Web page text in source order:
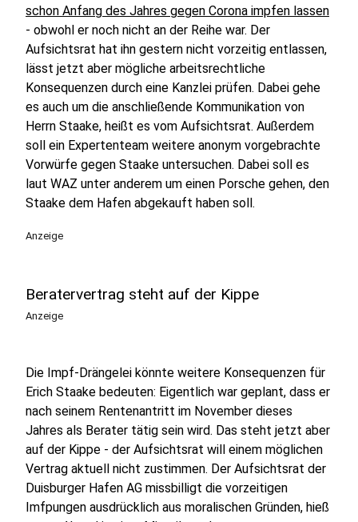
schon Anfang des Jahres gegen Corona impfen lassen
- obwohl er noch nicht an der Reihe war. Der
Aufsichtsrat hat ihn gestern nicht vorzeitig entlassen,
lässt jetzt aber mögliche arbeitsrechtliche
Konsequenzen durch eine Kanzlei prüfen. Dabei gehe
es auch um die anschließende Kommunikation von
Herrn Staake, heißt es vom Aufsichtsrat. Außerdem
soll ein Expertenteam weitere anonym vorgebrachte
Vorwürfe gegen Staake untersuchen. Dabei soll es
laut WAZ unter anderem um einen Porsche gehen, den
Staake dem Hafen abgekauft haben soll.
Anzeige
Beratervertrag steht auf der Kippe
Anzeige
Die Impf-Drängelei könnte weitere Konsequenzen für
Erich Staake bedeuten: Eigentlich war geplant, dass er
nach seinem Rentenantritt im November dieses
Jahres als Berater tätig sein wird. Das steht jetzt aber
auf der Kippe - der Aufsichtsrat will einem möglichen
Vertrag aktuell nicht zustimmen. Der Aufsichtsrat der
Duisburger Hafen AG missbilligt die vorzeitigen
Imfpungen ausdrücklich aus moralischen Gründen, hieß